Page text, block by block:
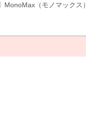
MonoMax（モノマックス）